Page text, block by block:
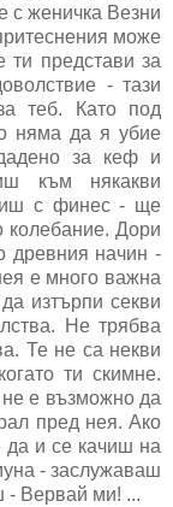
с женичка Везни
може
ти представи за
- тази
теб. Като под
няма да я убие
за кеф и
към някакви
с финес - ще
колебание. Дори
древния начин -
е много важна
изтърпи секви
Не трябва
Те не са некви
ти скимне.
не е възможно да
пред нея. Ако
да и се качиш на
- заслужаваш
- Вервай ми! ...